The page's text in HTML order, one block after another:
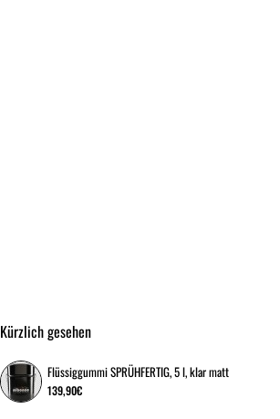
Kürzlich gesehen
Flüssiggummi SPRÜHFERTIG, 5 l, klar matt
139,90€